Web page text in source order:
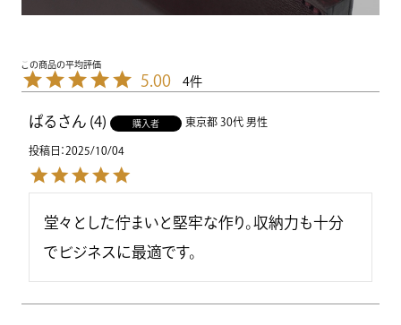
5.00 4
ぱる 4 購入者 東京都 30代 男性
投稿日 2025/10/04
堂々とした佇まいと堅牢な作り。収納力も十分
でビジネスに最適です。